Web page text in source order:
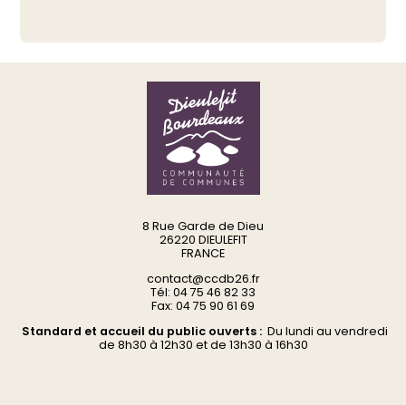
8 Rue Garde de Dieu
26220 DIEULEFIT
FRANCE
contact@ccdb26.fr
Tél: 04 75 46 82 33
Fax: 04 75 90 61 69
Standard et accueil du public ouverts :Du lundi au vendredi
de 8h30 à 12h30 et de 13h30 à 16h30